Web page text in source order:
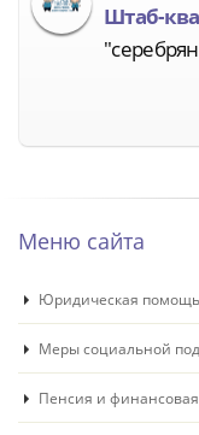
Штаб-
Меню сайта
Юридическая помощь
Меры социальной
Пенсия и